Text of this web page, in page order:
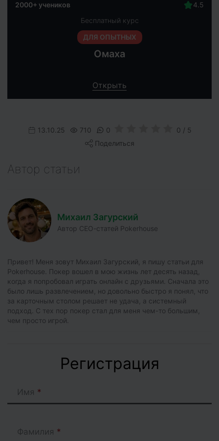
2000+ учеников
Бесплатный курс
ДЛЯ ОПЫТНЫХ
Омаха
Открыть
13.10.25 710 0
0 / 5
Поделиться
Автор статьи
Михаил Загурский
Автор СЕО-статей Pokerhouse
Привет! Меня зовут Михаил Загурский, я пишу статьи для
Pokerhouse. Покер вошел в мою жизнь лет десять назад,
когда я попробовал играть онлайн с друзьями. Сначала это
было лишь развлечением, но довольно быстро я понял, что
за карточным столом решает не удача, а системный
подход. С тех пор покер стал для меня чем-то большим,
чем просто игрой.
Регистрация
Имя
Фамилия